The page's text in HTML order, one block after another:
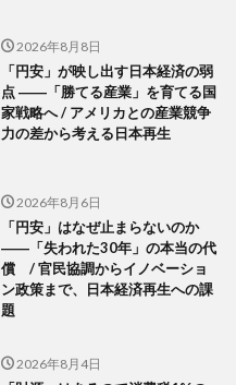
2026年8月8日
「円安」が映し出す日本経済の弱
点 ――「勝てる産業」を育てる国
家戦略へ / アメリカとの産業競争
力の差から考える日本再生
2026年8月6日
「円安」はなぜ止まらないのか
――「失われた30年」の本当の代
償 / 官民協調からイノベーショ
ン政策まで、日本経済再生への課
題
2026年8月4日